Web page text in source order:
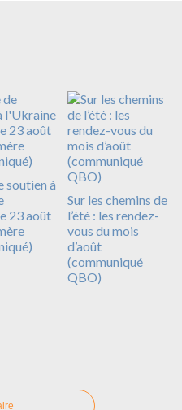
soutien à
23 août
Sur les chemins de
l’été : les rendez-
vous du mois
d’août
(communiqué
QBO)